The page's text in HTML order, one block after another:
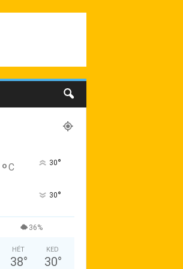
°C 30°
30°
36%
HÉT
38°
KED
30°